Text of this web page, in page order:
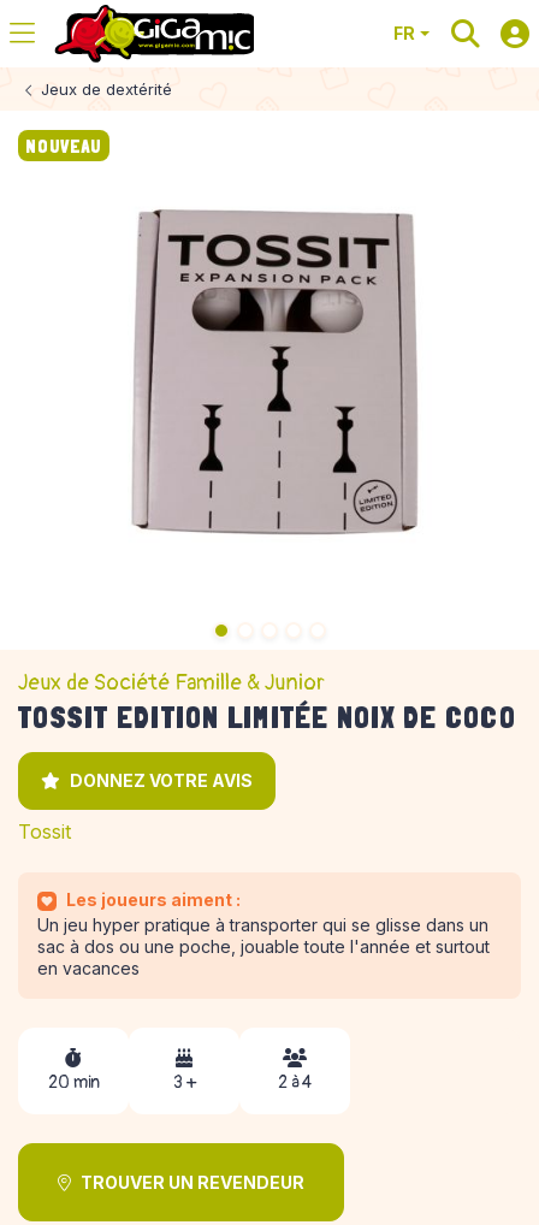
FR
Jeux de dextérité
NOUVEAU
Jeux de Société Famille & Junior
TOSSIT EDITION LIMITÉE NOIX DE COCO
DONNEZ VOTRE AVIS
Tossit
Les joueurs aiment :
Un jeu hyper pratique à transporter qui se glisse dans un
sac à dos ou une poche, jouable toute l'année et surtout
en vacances
20 min 3 + 2 à 4
TROUVER UN REVENDEUR